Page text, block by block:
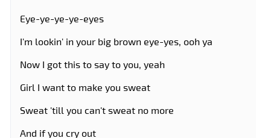
Eye-ye-ye-ye-eyes
I'm lookin' in your big brown eye-yes, ooh ya
Now I got this to say to you, yeah
Girl I want to make you sweat
Sweat 'till you can't sweat no more
And if you cry out